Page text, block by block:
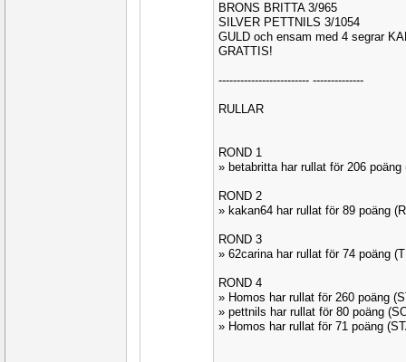
BRONS BRITTA 3/965
SILVER PETTNILS 3/1054
GULD och ensam med 4 segrar
GRATTIS!
------------------------- --------------
RULLAR
ROND 1
» betabritta har rullat för 206 poäng
ROND 2
» kakan64 har rullat för 89 poäng
ROND 3
» 62carina har rullat för 74 poäng
ROND 4
» Homos har rullat för 260 poäng
» pettnils har rullat för 80 poäng
» Homos har rullat för 71 poäng